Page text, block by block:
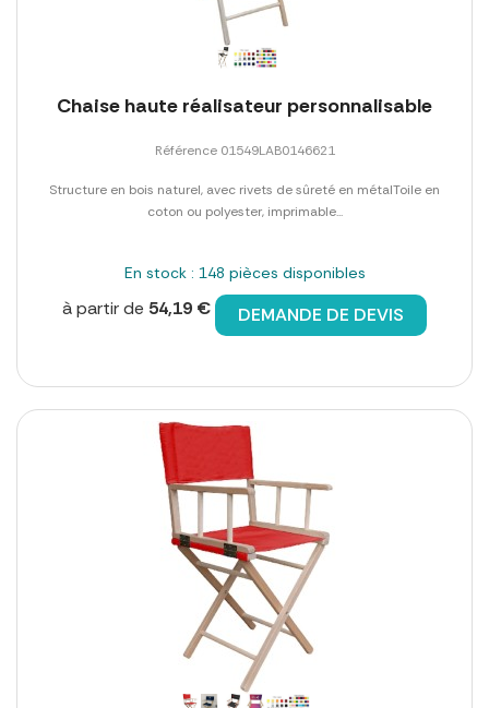
Chaise haute réalisateur personnalisable
Référence 01549LAB0146621
Structure en bois naturel, avec rivets de sûreté en métalToile en
coton ou polyester, imprimable...
En stock : 148 pièces disponibles
à partir de 54,19 € DEMANDE DE DEVIS